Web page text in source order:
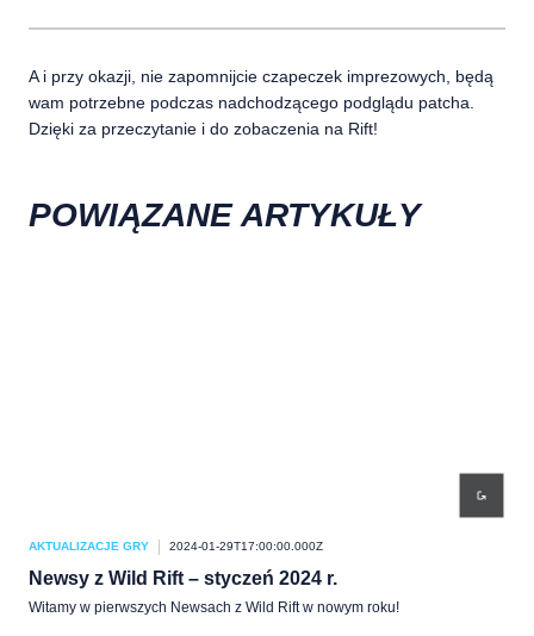
A i przy okazji, nie zapomnijcie czapeczek imprezowych, będą
wam potrzebne podczas nadchodzącego podglądu patcha.
Dzięki za przeczytanie i do zobaczenia na Rift!
POWIĄZANE ARTYKUŁY
AKTUALIZACJE GRY 2024-01-29T17:00:00.000Z
Newsy z Wild Rift – styczeń 2024 r.
Witamy w pierwszych Newsach z Wild Rift w nowym roku!